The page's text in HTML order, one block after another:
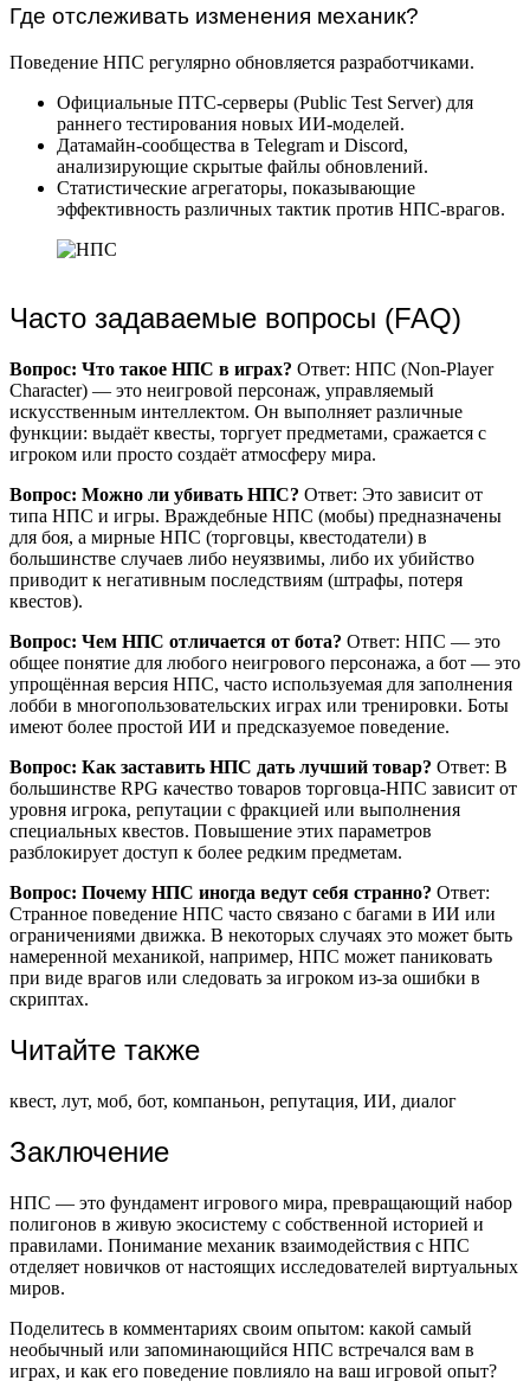
Где отслеживать изменения механик?
Поведение НПС регулярно обновляется разработчиками.
Официальные ПТС-серверы (Public Test Server) для
раннего тестирования новых ИИ-моделей.
Датамайн-сообщества в Telegram и Discord,
анализирующие скрытые файлы обновлений.
Статистические агрегаторы, показывающие
эффективность различных тактик против НПС-врагов.
Часто задаваемые вопросы (FAQ)
Вопрос: Что такое НПС в играх? Ответ: НПС (Non-Player
Character) — это неигровой персонаж, управляемый
искусственным интеллектом. Он выполняет различные
функции: выдаёт квесты, торгует предметами, сражается с
игроком или просто создаёт атмосферу мира.
Вопрос: Можно ли убивать НПС? Ответ: Это зависит от
типа НПС и игры. Враждебные НПС (мобы) предназначены
для боя, а мирные НПС (торговцы, квестодатели) в
большинстве случаев либо неуязвимы, либо их убийство
приводит к негативным последствиям (штрафы, потеря
квестов).
Вопрос: Чем НПС отличается от бота? Ответ: НПС — это
общее понятие для любого неигрового персонажа, а бот — это
упрощённая версия НПС, часто используемая для заполнения
лобби в многопользовательских играх или тренировки. Боты
имеют более простой ИИ и предсказуемое поведение.
Вопрос: Как заставить НПС дать лучший товар? Ответ: В
большинстве RPG качество товаров торговца-НПС зависит от
уровня игрока, репутации с фракцией или выполнения
специальных квестов. Повышение этих параметров
разблокирует доступ к более редким предметам.
Вопрос: Почему НПС иногда ведут себя странно? Ответ:
Странное поведение НПС часто связано с багами в ИИ или
ограничениями движка. В некоторых случаях это может быть
намеренной механикой, например, НПС может паниковать
при виде врагов или следовать за игроком из-за ошибки в
скриптах.
Читайте также
квест, лут, моб, бот, компаньон, репутация, ИИ, диалог
Заключение
НПС — это фундамент игрового мира, превращающий набор
полигонов в живую экосистему с собственной историей и
правилами. Понимание механик взаимодействия с НПС
отделяет новичков от настоящих исследователей виртуальных
миров.
Поделитесь в комментариях своим опытом: какой самый
необычный или запоминающийся НПС встречался вам в
играх, и как его поведение повлияло на ваш игровой опыт?